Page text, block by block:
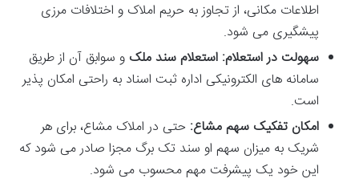
اطلاعات مکانی، از تجاوز به حریم املاک و اختلافات مرزی
پیشگیری می شود.
سهولت در استعلام: استعلام سند ملک و سوابق آن از طریق
سامانه های الکترونیکی اداره ثبت اسناد به راحتی امکان پذیر
است.
امکان تفکیک سهم مشاع: حتی در املاک مشاع، برای هر
شریک به میزان سهم او سند تک برگ مجزا صادر می شود که
این خود یک پیشرفت مهم محسوب می شود.